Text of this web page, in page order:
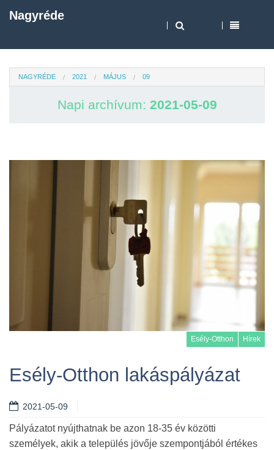
Nagyréde
NAGYRÉDE 2021 MÁJUS 09
Napi archívum: 2021-05-09
Esély-Otthon Hírek
Esély-Otthon lakáspályázat
2021-05-09
Pályázatot nyújthatnak be azon 18-35 év közötti
személyek, akik a település jövője szempontjából értékes